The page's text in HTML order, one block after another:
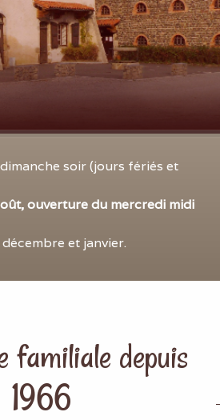
soir (jours fériés et
ouverture du mercredi midi
et janvier.
familiale depuis
1966